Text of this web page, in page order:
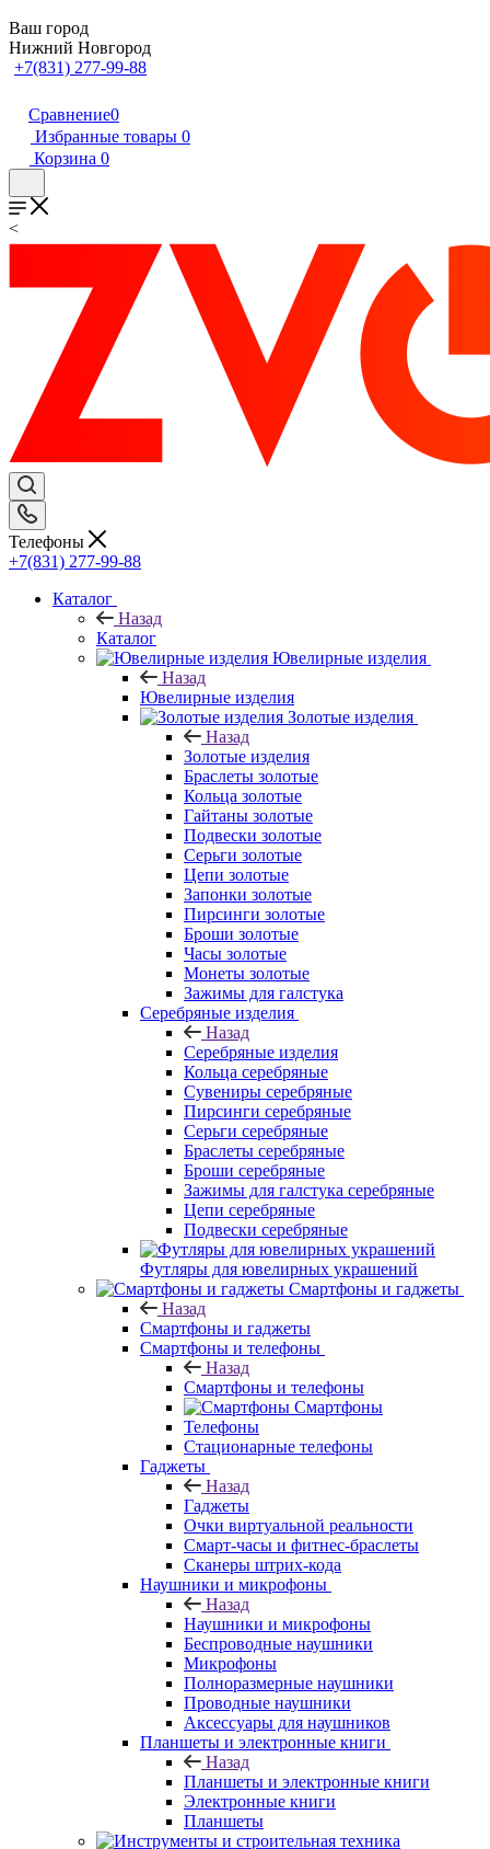
Ваш город
Нижний Новгород
+7(831) 277-99-88
Сравнение0
Избранные товары 0
Корзина 0
<
Телефоны
+7(831) 277-99-88
Каталог
Назад
Каталог
Ювелирные изделия
Назад
Ювелирные изделия
Золотые изделия
Назад
Золотые изделия
Браслеты золотые
Кольца золотые
Гайтаны золотые
Подвески золотые
Серьги золотые
Цепи золотые
Запонки золотые
Пирсинги золотые
Броши золотые
Часы золотые
Монеты золотые
Зажимы для галстука
Серебряные изделия
Назад
Серебряные изделия
Кольца серебряные
Сувениры серебряные
Пирсинги серебряные
Серьги серебряные
Браслеты серебряные
Броши серебряные
Зажимы для галстука серебряные
Цепи серебряные
Подвески серебряные
Футляры для ювелирных украшений
Смартфоны и гаджеты
Назад
Смартфоны и гаджеты
Смартфоны и телефоны
Назад
Смартфоны и телефоны
Смартфоны
Телефоны
Стационарные телефоны
Гаджеты
Назад
Гаджеты
Очки виртуальной реальности
Смарт-часы и фитнес-браслеты
Сканеры штрих-кода
Наушники и микрофоны
Назад
Наушники и микрофоны
Беспроводные наушники
Микрофоны
Полноразмерные наушники
Проводные наушники
Аксессуары для наушников
Планшеты и электронные книги
Назад
Планшеты и электронные книги
Электронные книги
Планшеты